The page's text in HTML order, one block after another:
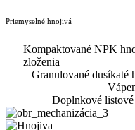
Priemyselné hnojivá
Kompaktované NPK
zloženia
Granulované
Doplnkové